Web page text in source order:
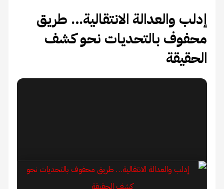
إدلب والعدالة الانتقالية… طريق
محفوف بالتحديات نحو كشف
الحقيقة